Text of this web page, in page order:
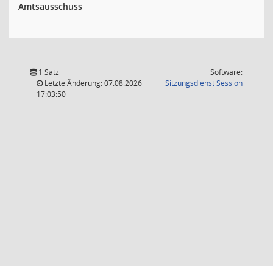
Amtsausschuss
1 Satz
Letzte Änderung: 07.08.2026
17:03:50
Software:
SitzungsdienstSession(Wird in